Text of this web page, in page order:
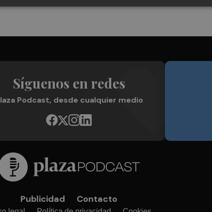
Síguenos en redes
Podcast, desde cualquier medio
Publicidad Contacto